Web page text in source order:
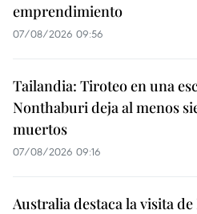
emprendimiento
07/08/2026 09:56
Tailandia: Tiroteo en una
Nonthaburi deja al menos
muertos
07/08/2026 09:16
Australia destaca la visita de